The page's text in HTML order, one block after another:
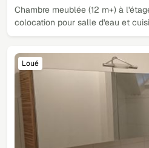
Chambre meublée (12 m+) à
colocation pour salle d'eau et
Loué